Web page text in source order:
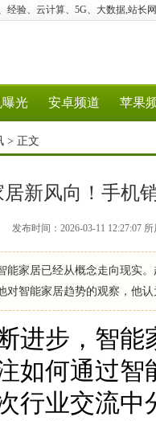
经验、云计算、5G、大数据,站长
曝光 安卓频道 苹果
> 正文
居新风向！手机
发布时间：2026-03-11 12:27:07
家居已经从概念走向现实。
对智能家居趋势的观察，他
步，智能
如何通过
行业交流